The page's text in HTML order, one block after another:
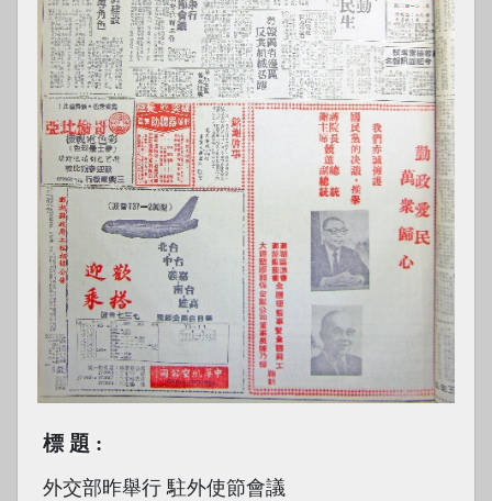
標題
外交部昨舉行 駐外使節會議